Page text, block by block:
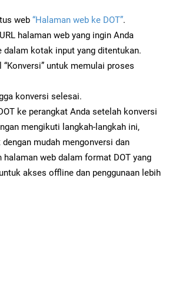
web “Halaman web ke DOT”.
halaman web yang ingin Anda
dalam kotak input yang ditentukan.
untuk memulai proses
konversi selesai.
ke perangkat Anda setelah konversi
mengikuti langkah-langkah ini,
dengan mudah mengonversi dan
halaman web dalam format DOT yang
akses offline dan penggunaan lebih